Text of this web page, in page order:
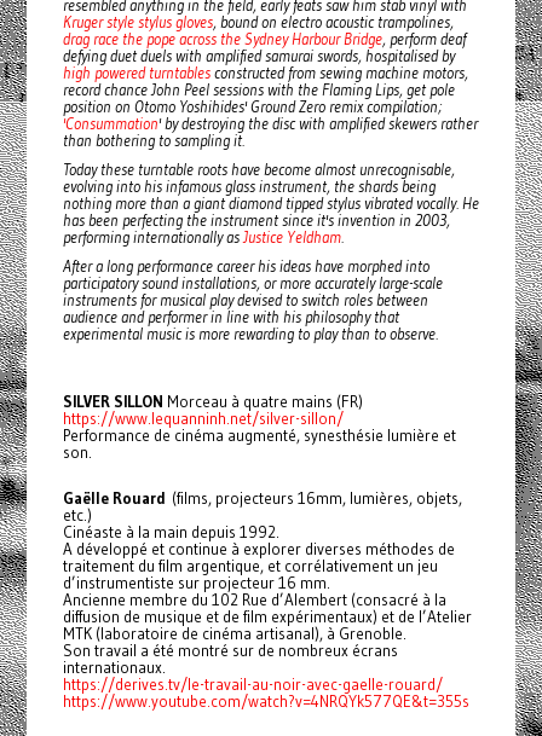
resembled anything in the field, early feats saw him stab vinyl with
Kruger style stylus gloves, bound on electro acoustic trampolines,
drag race the pope across the Sydney Harbour Bridge, perform deaf
defying duet duels with amplified samurai swords, hospitalised by
high powered turntablesconstructed from sewing machine motors,
record chance John Peel sessions with the Flaming Lips, get pole
position on Otomo Yoshihides' Ground Zero remix compilation;
'Consummation' by destroying the disc with amplified skewers rather
than bothering to sampling it.
Today these turntable roots have become almost unrecognisable,
evolving into his infamous glass instrument, the shards being
nothing more than a giant diamond tipped stylus vibrated vocally. He
has been perfecting the instrument since it's invention in 2003,
performing internationally as Justice Yeldham.
After a long performance career his ideas have morphed into
participatory sound installations, or more accurately large-scale
instruments for musical play devised to switch roles between
audience and performer in line with his philosophy that
experimental music is more rewarding to play than to observe.
SILVER SILLON Morceau à quatre mains (FR)
https://www.lequanninh.net/silver-sillon/
Performance de cinéma augmenté, synesthésie lumière et
son.
Gaëlle Rouard (films, projecteurs 16mm, lumières, objets,
etc.)
Cinéaste à la main depuis 1992.
A développé et continue à explorer diverses méthodes de
traitement du film argentique, et corrélativement un jeu
d’instrumentiste sur projecteur 16 mm.
Ancienne membre du 102 Rue d’Alembert (consacré à la
diffusion de musique et de film expérimentaux) et de l’Atelier
MTK (laboratoire de cinéma artisanal), à Grenoble.
Son travail a été montré sur de nombreux écrans
internationaux.
https://derives.tv/le-travail-au-noir-avec-gaelle-rouard/
https://www.youtube.com/watch?v=4NRQYk577QE&t=355s